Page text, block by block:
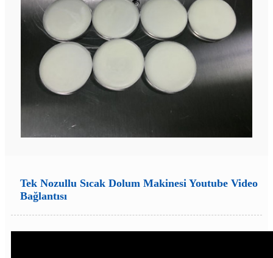
Tek Nozullu Sıcak Dolum Makinesi Youtube Video
Bağlantısı